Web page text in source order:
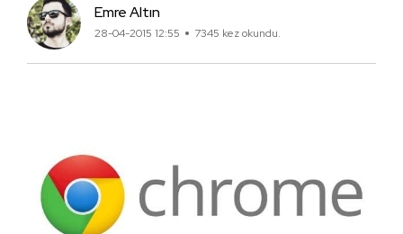
Emre Altın
28-04-2015 12:55 7345 kez okundu.